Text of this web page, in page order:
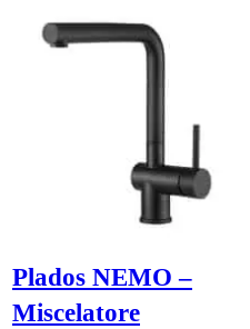
Plados NEMO –
Miscelatore